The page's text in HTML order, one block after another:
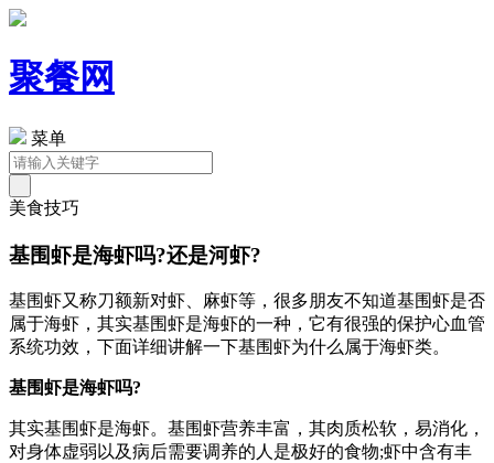
聚餐网
菜单
美食技巧
基围虾是海虾吗?还是河虾?
基围虾又称刀额新对虾、麻虾等，很多朋友不知道基围虾是否
属于海虾，其实基围虾是海虾的一种，它有很强的保护心血管
系统功效，下面详细讲解一下基围虾为什么属于海虾类。
基围虾是海虾吗?
其实基围虾是海虾。基围虾营养丰富，其肉质松软，易消化，
对身体虚弱以及病后需要调养的人是极好的食物;虾中含有丰